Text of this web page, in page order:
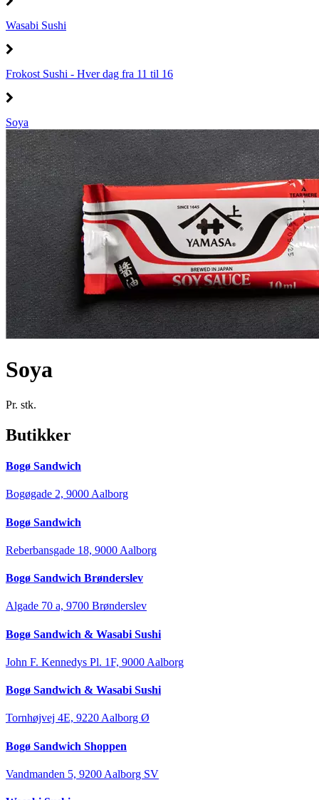
Wasabi Sushi
Frokost Sushi - Hver dag fra 11 til 16
Soya
Soya
Pr. stk.
Butikker
Bogø Sandwich
Bogøgade 2, 9000 Aalborg
Bogø Sandwich
Reberbansgade 18, 9000 Aalborg
Bogø Sandwich Brønderslev
Algade 70 a, 9700 Brønderslev
Bogø Sandwich & Wasabi Sushi
John F. Kennedys Pl. 1F, 9000 Aalborg
Bogø Sandwich & Wasabi Sushi
Tornhøjvej 4E, 9220 Aalborg Ø
Bogø Sandwich Shoppen
Vandmanden 5, 9200 Aalborg SV